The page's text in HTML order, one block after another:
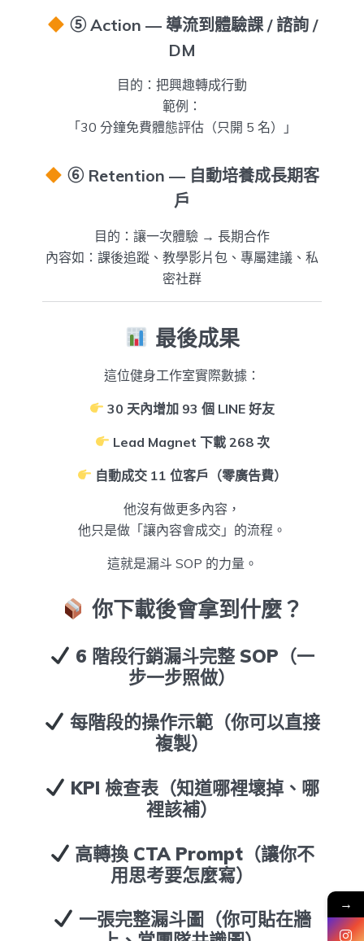
⑤ Action — 導流到體驗課 / 諮詢 /
DM
目的：把興趣轉成行動
範例：
「30 分鐘免費體態評估（只開 5 名）」
⑥ Retention — 自動培養成長期客
戶
目的：讓一次體驗 → 長期合作
內容如：課後追蹤、教學影片包、專屬建議、私
密社群
最後成果
這位健身工作室實際數據：
30 天內增加 93 個 LINE 好友
Lead Magnet 下載 268 次
自動成交 11 位客戶（零廣告費）
他沒有做更多內容，
他只是做「讓內容會成交」的流程。
這就是漏斗 SOP 的力量。
你下載後會拿到什麼？
6 階段行銷漏斗完整 SOP（一
步一步照做）
每階段的操作示範（你可以直接
複製）
KPI 檢查表（知道哪裡壞掉、哪
裡該補）
高轉換 CTA Prompt（讓你不
用思考要怎麼寫）
一張完整漏斗圖（你可貼在牆
→